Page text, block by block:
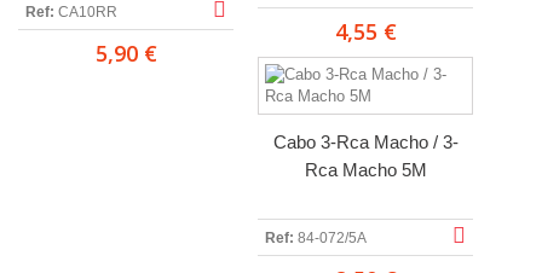
Ref: CA10RR
5,90 €
4,55 €
Cabo 3-Rca Macho / 3-
Rca Macho 5M
Ref: 84-072/5A